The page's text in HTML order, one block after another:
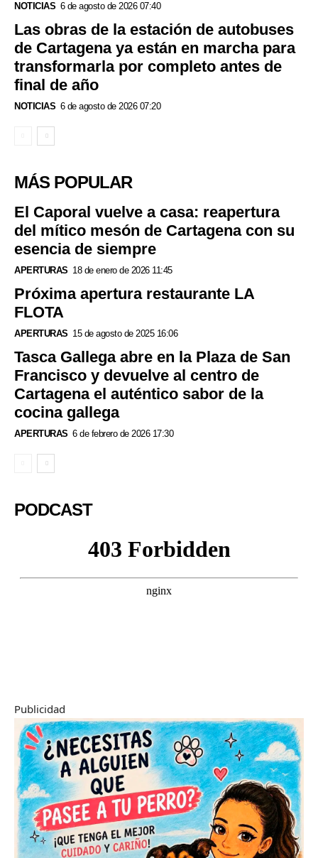
NOTICIAS 6 de agosto de 2026 07:40
Las obras de la estación de autobuses
de Cartagena ya están en marcha para
transformarla por completo antes de
final de año
NOTICIAS 6 de agosto de 2026 07:20
MÁS POPULAR
El Caporal vuelve a casa: reapertura
del mítico mesón de Cartagena con su
esencia de siempre
APERTURAS 18 de enero de 2026 11:45
Próxima apertura restaurante LA
FLOTA
APERTURAS 15 de agosto de 2025 16:06
Tasca Gallega abre en la Plaza de San
Francisco y devuelve al centro de
Cartagena el auténtico sabor de la
cocina gallega
APERTURAS 6 de febrero de 2026 17:30
PODCAST
Publicidad